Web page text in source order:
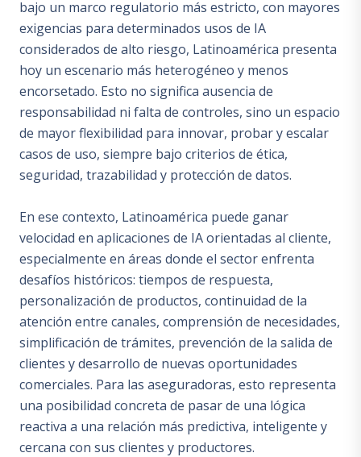
bajo un marco regulatorio más estricto, con mayores
exigencias para determinados usos de IA
considerados de alto riesgo, Latinoamérica presenta
hoy un escenario más heterogéneo y menos
encorsetado. Esto no significa ausencia de
responsabilidad ni falta de controles, sino un espacio
de mayor flexibilidad para innovar, probar y escalar
casos de uso, siempre bajo criterios de ética,
seguridad, trazabilidad y protección de datos.
En ese contexto, Latinoamérica puede ganar
velocidad en aplicaciones de IA orientadas al cliente,
especialmente en áreas donde el sector enfrenta
desafíos históricos: tiempos de respuesta,
personalización de productos, continuidad de la
atención entre canales, comprensión de necesidades,
simplificación de trámites, prevención de la salida de
clientes y desarrollo de nuevas oportunidades
comerciales. Para las aseguradoras, esto representa
una posibilidad concreta de pasar de una lógica
reactiva a una relación más predictiva, inteligente y
cercana con sus clientes y productores.